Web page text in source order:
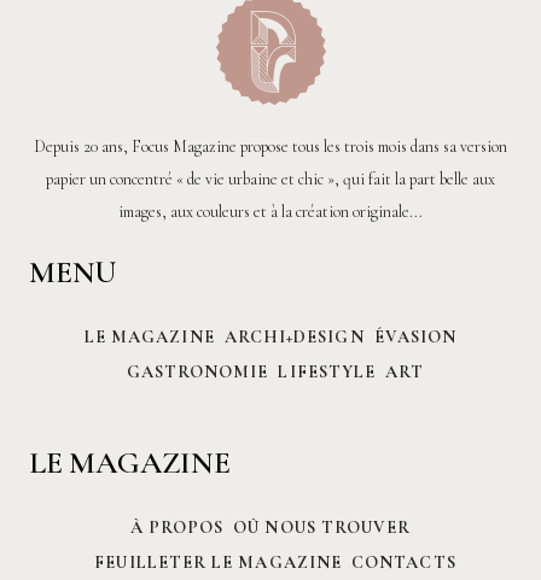
Depuis 20 ans, Focus Magazine propose tous les trois mois dans sa version
papier un concentré « de vie urbaine et chic », qui fait la part belle aux
images, aux couleurs et à la création originale...
MENU
LE MAGAZINE ARCHI+DESIGN ÉVASION
GASTRONOMIE LIFESTYLE ART
LE MAGAZINE
À PROPOS OÙ NOUS TROUVER
FEUILLETER LE MAGAZINE CONTACTS